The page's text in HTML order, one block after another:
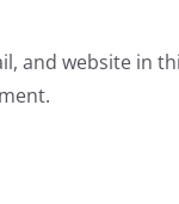
and website in